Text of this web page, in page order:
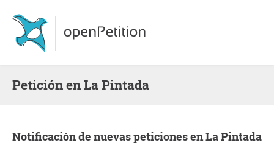
Petición en La Pintada
Notificación de nuevas peticiones en La Pintada